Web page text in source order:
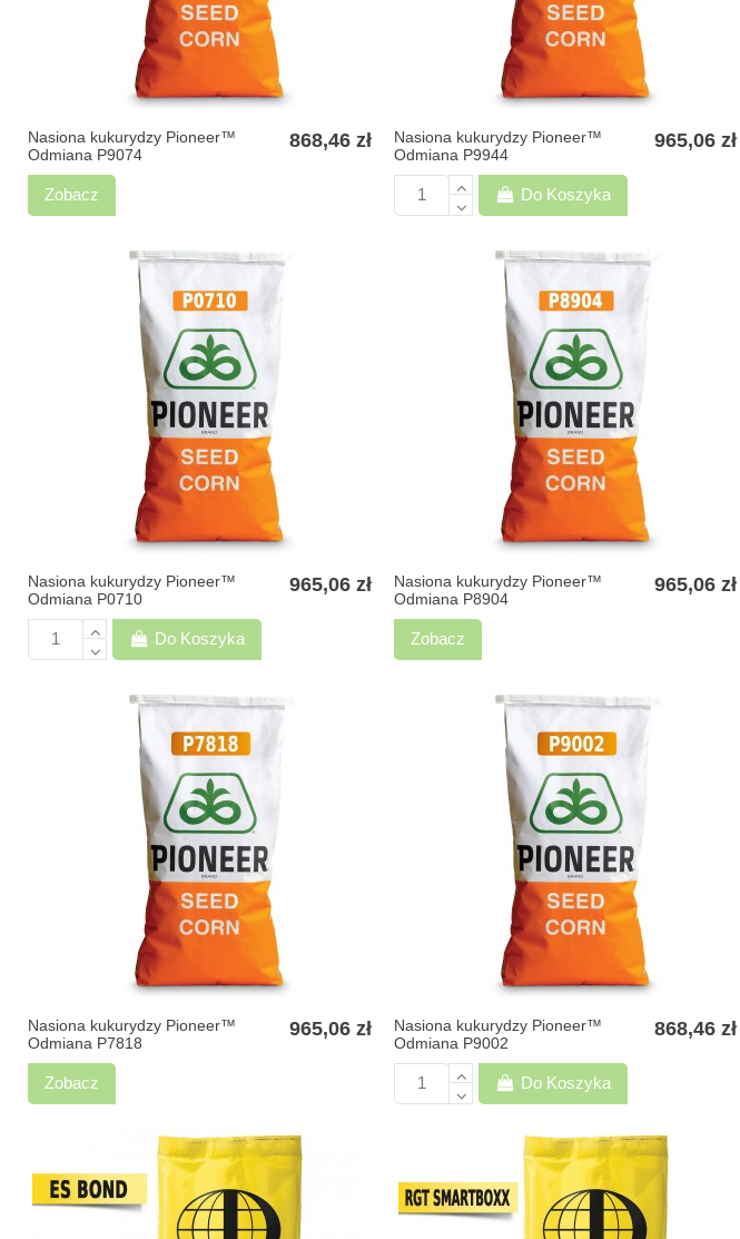
Nasiona kukurydzy Pioneer™
Odmiana P9074
868,46 zł
Zobacz
Nasiona kukurydzy Pioneer™
Odmiana P9944
965,06 zł
Do Koszyka
Nasiona kukurydzy Pioneer™
Odmiana P0710
965,06 zł
Do Koszyka
Nasiona kukurydzy Pioneer™
Odmiana P8904
965,06 zł
Zobacz
Nasiona kukurydzy Pioneer™
Odmiana P7818
965,06 zł
Zobacz
Nasiona kukurydzy Pioneer™
Odmiana P9002
868,46 zł
Do Koszyka